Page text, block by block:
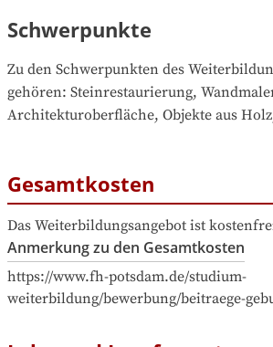
Schwerpunkte
Zu den Schwerpunkten des
gehören: Steinrestaurierung,
Architekturoberfläche, Objekte aus
Gesamtkosten
Das Weiterbildungsangebot ist
Anmerkung zu den Gesamtkosten
https://www.fh-potsdam.de/studium-
weiterbildung/bewerbung/beitraege-